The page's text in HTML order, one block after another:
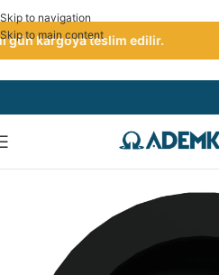
Skip to navigation
Skip to main content
kargoya teslim edilir.